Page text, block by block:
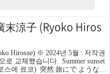
涼子 (Ryoko Hiros
Hirosue) ※ 2024년 5월 : 저작권
로 교체했습니다. Summer sunset
스에 료코) 突然 旅にで ようなん